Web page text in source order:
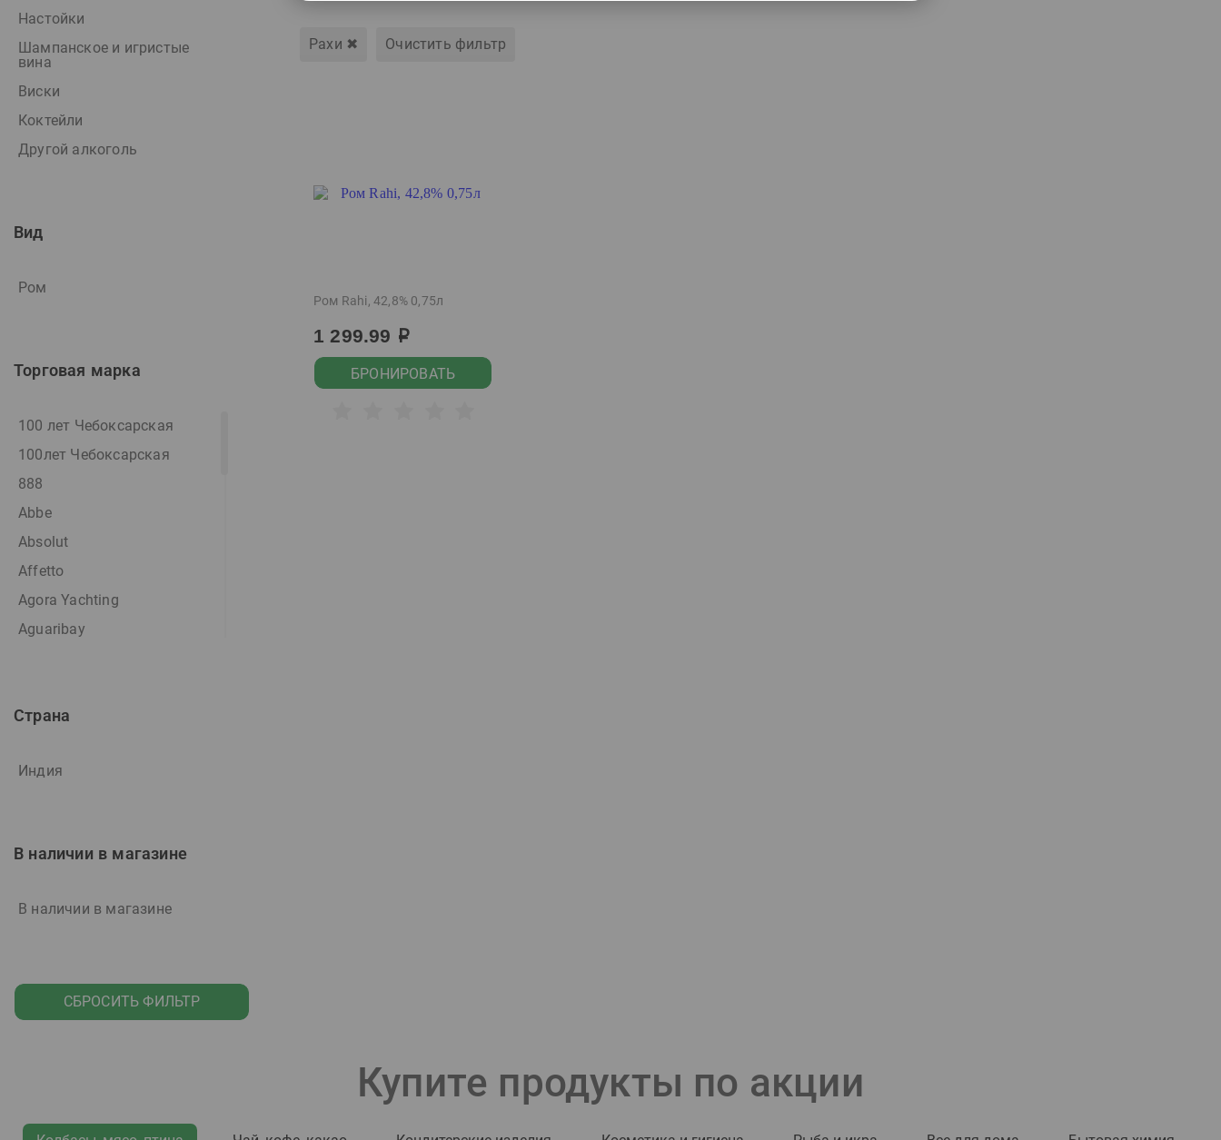
Настойки
Шампанское и игристые
вина
Виски
Коктейли
Другой алкоголь
Вид
Ром
Торговая марка
100 лет Чебоксарская
100лет Чебоксарская
888
Abbe
Absolut
Affetto
Agora Yachting
Aguaribay
AMG
Anima Aristov
Aristov Cuvee Alexander
Aula
Bacardi
Bankhall
Страна
Индия
В наличии в магазине
В наличии в магазине
СБРОСИТЬ ФИЛЬТР
Рахи ✖ Очистить фильтр
Ром Rahi, 42,8% 0,75л
1 299.99 р
БРОНИРОВАТЬ
Купите продукты по акции